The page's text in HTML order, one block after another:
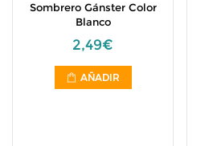
Sombrero Gánster Color
Blanco
2,49€
AÑADIR